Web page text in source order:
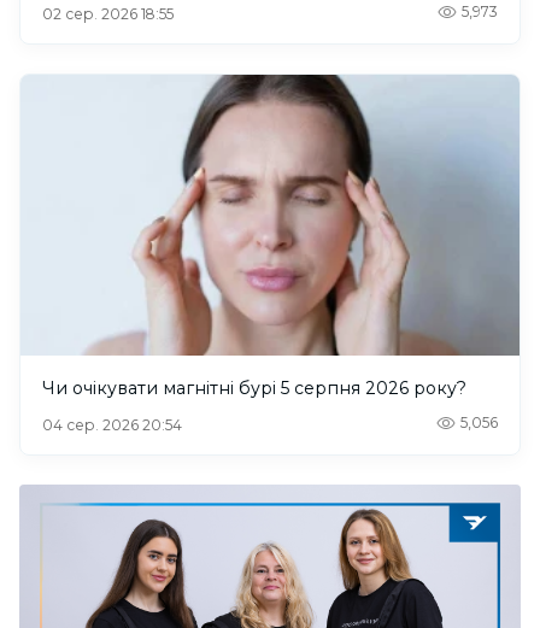
02 сер. 2026 18:55 5,973
Чи очікувати магнітні бурі 5 серпня 2026 року?
04 сер. 2026 20:54 5,056